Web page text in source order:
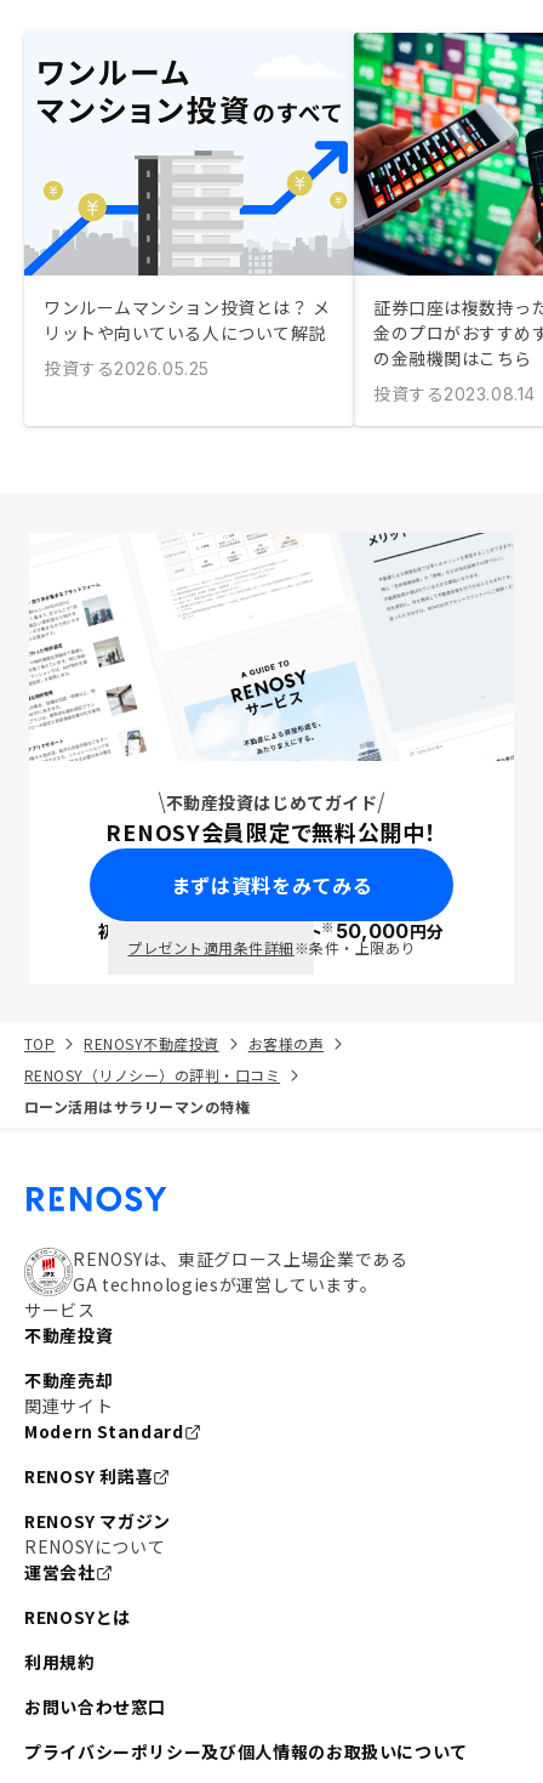
ワンルームマンション投資とは？ メ
リットや向いている人について解説
投資する2026.05.25
証券口座は複数持っ
金のプロがおすすめ
の金融機関はこちら
投資する2023.08.14
不動産投資はじめてガイド
RENOSY会員限定で無料公開中！
まずは資料をみてみる
初回面談で ポイント※50,000円分
プレゼント適用条件詳細※条件・上限あり
TOP RENOSY不動産投資
お客様の声
RENOSY（リノシー）の評判・口コミ
ローン活用はサラリーマンの特権
RENOSYは、東証グロース上場企業である
GA technologiesが運営しています。
サービス
不動産投資
不動産売却
関連サイト
Modern Standard
RENOSY 利諾喜
RENOSY マガジン
RENOSYについて
運営会社
RENOSYとは
利用規約
お問い合わせ窓口
プライバシーポリシー及び個人情報のお取扱いについて